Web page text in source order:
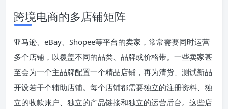
跨境电商的多店铺矩阵
亚马逊、eBay、Shopee等平台的卖家，常常需要同时运营
多个店铺，以覆盖不同的品类、品牌或价格带。一些卖家甚
至会为一个主品牌配置一个精品店铺，再为清货、测试新品
开设若干个辅助店铺。每个店铺都需要独立的注册资料、独
立的收款账户、独立的产品链接和独立的运营后台。这些店